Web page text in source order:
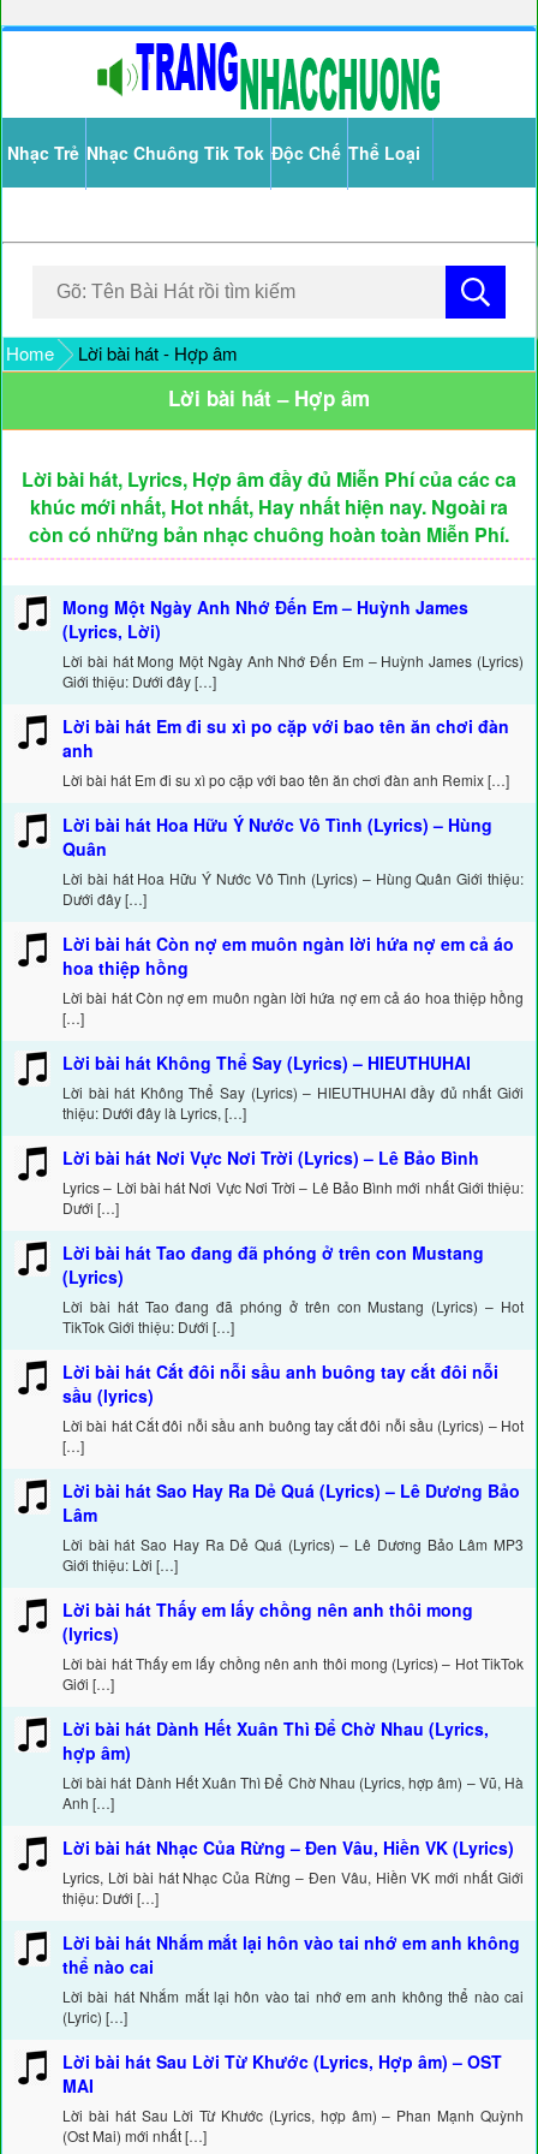
Nhạc Trẻ Nhạc Chuông Tik Tok Độc Chế Thể Loại
Home Lời bài hát - Hợp âm
Lời bài hát – Hợp âm
Lời bài hát, Lyrics, Hợp âm đầy đủ Miễn Phí của các ca
khúc mới nhất, Hot nhất, Hay nhất hiện nay. Ngoài ra
còn có những bản nhạc chuông hoàn toàn Miễn Phí.
Mong Một Ngày Anh Nhớ Đến Em – Huỳnh James
(Lyrics, Lời)
Lời bài hát Mong Một Ngày Anh Nhớ Đến Em – Huỳnh James (Lyrics)
Giới thiệu: Dưới đây […]
Lời bài hát Em đi su xì po cặp với bao tên ăn chơi đàn
anh
Lời bài hát Em đi su xì po cặp với bao tên ăn chơi đàn anh Remix […]
Lời bài hát Hoa Hữu Ý Nước Vô Tình (Lyrics) – Hùng
Quân
Lời bài hát Hoa Hữu Ý Nước Vô Tình (Lyrics) – Hùng Quân Giới thiệu:
Dưới đây […]
Lời bài hát Còn nợ em muôn ngàn lời hứa nợ em cả áo
hoa thiệp hồng
Lời bài hát Còn nợ em muôn ngàn lời hứa nợ em cả áo hoa thiệp hồng
[…]
Lời bài hát Không Thể Say (Lyrics) – HIEUTHUHAI
Lời bài hát Không Thể Say (Lyrics) – HIEUTHUHAI đầy đủ nhất Giới
thiệu: Dưới đây là Lyrics, […]
Lời bài hát Nơi Vực Nơi Trời (Lyrics) – Lê Bảo Bình
Lyrics – Lời bài hát Nơi Vực Nơi Trời – Lê Bảo Bình mới nhất Giới thiệu:
Dưới […]
Lời bài hát Tao đang đã phóng ở trên con Mustang
(Lyrics)
Lời bài hát Tao đang đã phóng ở trên con Mustang (Lyrics) – Hot
TikTok Giới thiệu: Dưới […]
Lời bài hát Cắt đôi nỗi sầu anh buông tay cắt đôi nỗi
sầu (lyrics)
Lời bài hát Cắt đôi nỗi sầu anh buông tay cắt đôi nỗi sầu (Lyrics) – Hot
[…]
Lời bài hát Sao Hay Ra Dẻ Quá (Lyrics) – Lê Dương Bảo
Lâm
Lời bài hát Sao Hay Ra Dẻ Quá (Lyrics) – Lê Dương Bảo Lâm MP3
Giới thiệu: Lời […]
Lời bài hát Thấy em lấy chồng nên anh thôi mong
(lyrics)
Lời bài hát Thấy em lấy chồng nên anh thôi mong (Lyrics) – Hot TikTok
Giới […]
Lời bài hát Dành Hết Xuân Thì Để Chờ Nhau (Lyrics,
hợp âm)
Lời bài hát Dành Hết Xuân Thì Để Chờ Nhau (Lyrics, hợp âm) – Vũ, Hà
Anh […]
Lời bài hát Nhạc Của Rừng – Đen Vâu, Hiền VK (Lyrics)
Lyrics, Lời bài hát Nhạc Của Rừng – Đen Vâu, Hiền VK mới nhất Giới
thiệu: Dưới […]
Lời bài hát Nhắm mắt lại hôn vào tai nhớ em anh không
thể nào cai
Lời bài hát Nhắm mắt lại hôn vào tai nhớ em anh không thể nào cai
(Lyric) […]
Lời bài hát Sau Lời Từ Khước (Lyrics, Hợp âm) – OST
MAI
Lời bài hát Sau Lời Từ Khước (Lyrics, hợp âm) – Phan Mạnh Quỳnh
(Ost Mai) mới nhất […]